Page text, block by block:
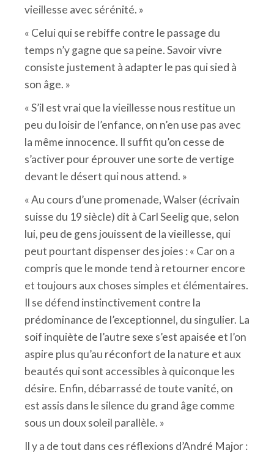
vieillesse avec sérénité. »
« Celui qui se rebiffe contre le passage du
temps n’y gagne que sa peine. Savoir vivre
consiste justement à adapter le pas qui sied à
son âge. »
« S’il est vrai que la vieillesse nous restitue un
peu du loisir de l’enfance, on n’en use pas avec
la même innocence. Il suffit qu’on cesse de
s’activer pour éprouver une sorte de vertige
devant le désert qui nous attend. »
« Au cours d’une promenade, Walser (écrivain
suisse du 19 siècle) dit à Carl Seelig que, selon
lui, peu de gens jouissent de la vieillesse, qui
peut pourtant dispenser des joies : « Car on a
compris que le monde tend à retourner encore
et toujours aux choses simples et élémentaires.
Il se défend instinctivement contre la
prédominance de l’exceptionnel, du singulier. La
soif inquiète de l’autre sexe s’est apaisée et l’on
aspire plus qu’au réconfort de la nature et aux
beautés qui sont accessibles à quiconque les
désire. Enfin, débarrassé de toute vanité, on
est assis dans le silence du grand âge comme
sous un doux soleil parallèle. »
Il y a de tout dans ces réflexions d’André Major :